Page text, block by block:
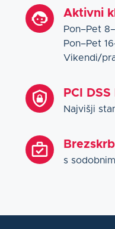
Aktivni
Pon–Pet
Pon–Pet
Vikendi/
PCI DSS
Najvišji
s